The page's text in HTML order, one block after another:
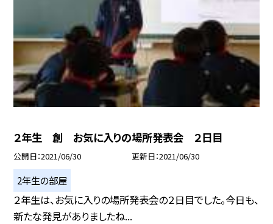
２年生 創 お気に入りの場所発表会 ２日目
公開日 2021/06/30 更新日 2021/06/30
2年生の部屋
２年生は、お気に入りの場所発表会の２日目でした。今日も、
新たな発見がありましたね...